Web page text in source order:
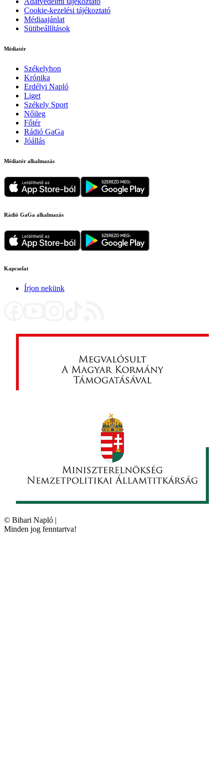
Cookie-kezelési tájékoztató
Médiaajánlat
Sütibeállítások
Médiatér
Székelyhon
Krónika
Erdélyi Napló
Liget
Székely Sport
Nőileg
Főtér
Rádió GaGa
Jóállás
Médiatér alkalmazás
Rádió GaGa alkalmazás
Kapcsolat
Írjon nekünk
© Bihari Napló |
Minden jog fenntartva!